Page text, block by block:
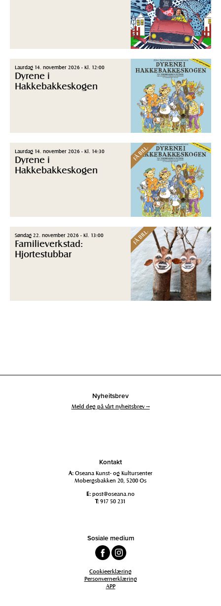
Laurdag 14. november 2026 - Kl. 12:00
Dyrene i
Hakkebakkeskogen
FÅ BILL.
Laurdag 14. november 2026 - Kl. 14:30
Dyrene i
Hakkebakkeskogen
FÅ BILL.
Søndag 22. november 2026 - Kl. 13:00
Familieverkstad:
Hjortestubbar
Nyheitsbrev
Meld deg på vårt nyheitsbrev →
Kontakt
A: Oseana Kunst- og Kultursenter
Mobergsbakken 20, 5200 Os
E: post@oseana.no
T: 917 50 231
Sosiale medium
Cookieerklæring
Personvernerklæring
APP